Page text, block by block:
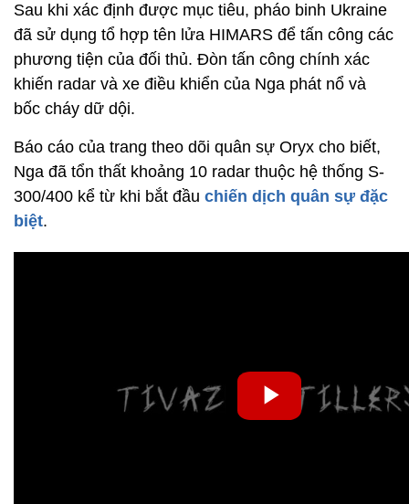
Sau khi xác định được mục tiêu, pháo binh Ukraine
đã sử dụng tổ hợp tên lửa HIMARS để tấn công các
phương tiện của đối thủ. Đòn tấn công chính xác
khiến radar và xe điều khiển của Nga phát nổ và
bốc cháy dữ dội.
Báo cáo của trang theo dõi quân sự Oryx cho biết,
Nga đã tổn thất khoảng 10 radar thuộc hệ thống S-
300/400 kể từ khi bắt đầu chiến dịch quân sự đặc
biệt.